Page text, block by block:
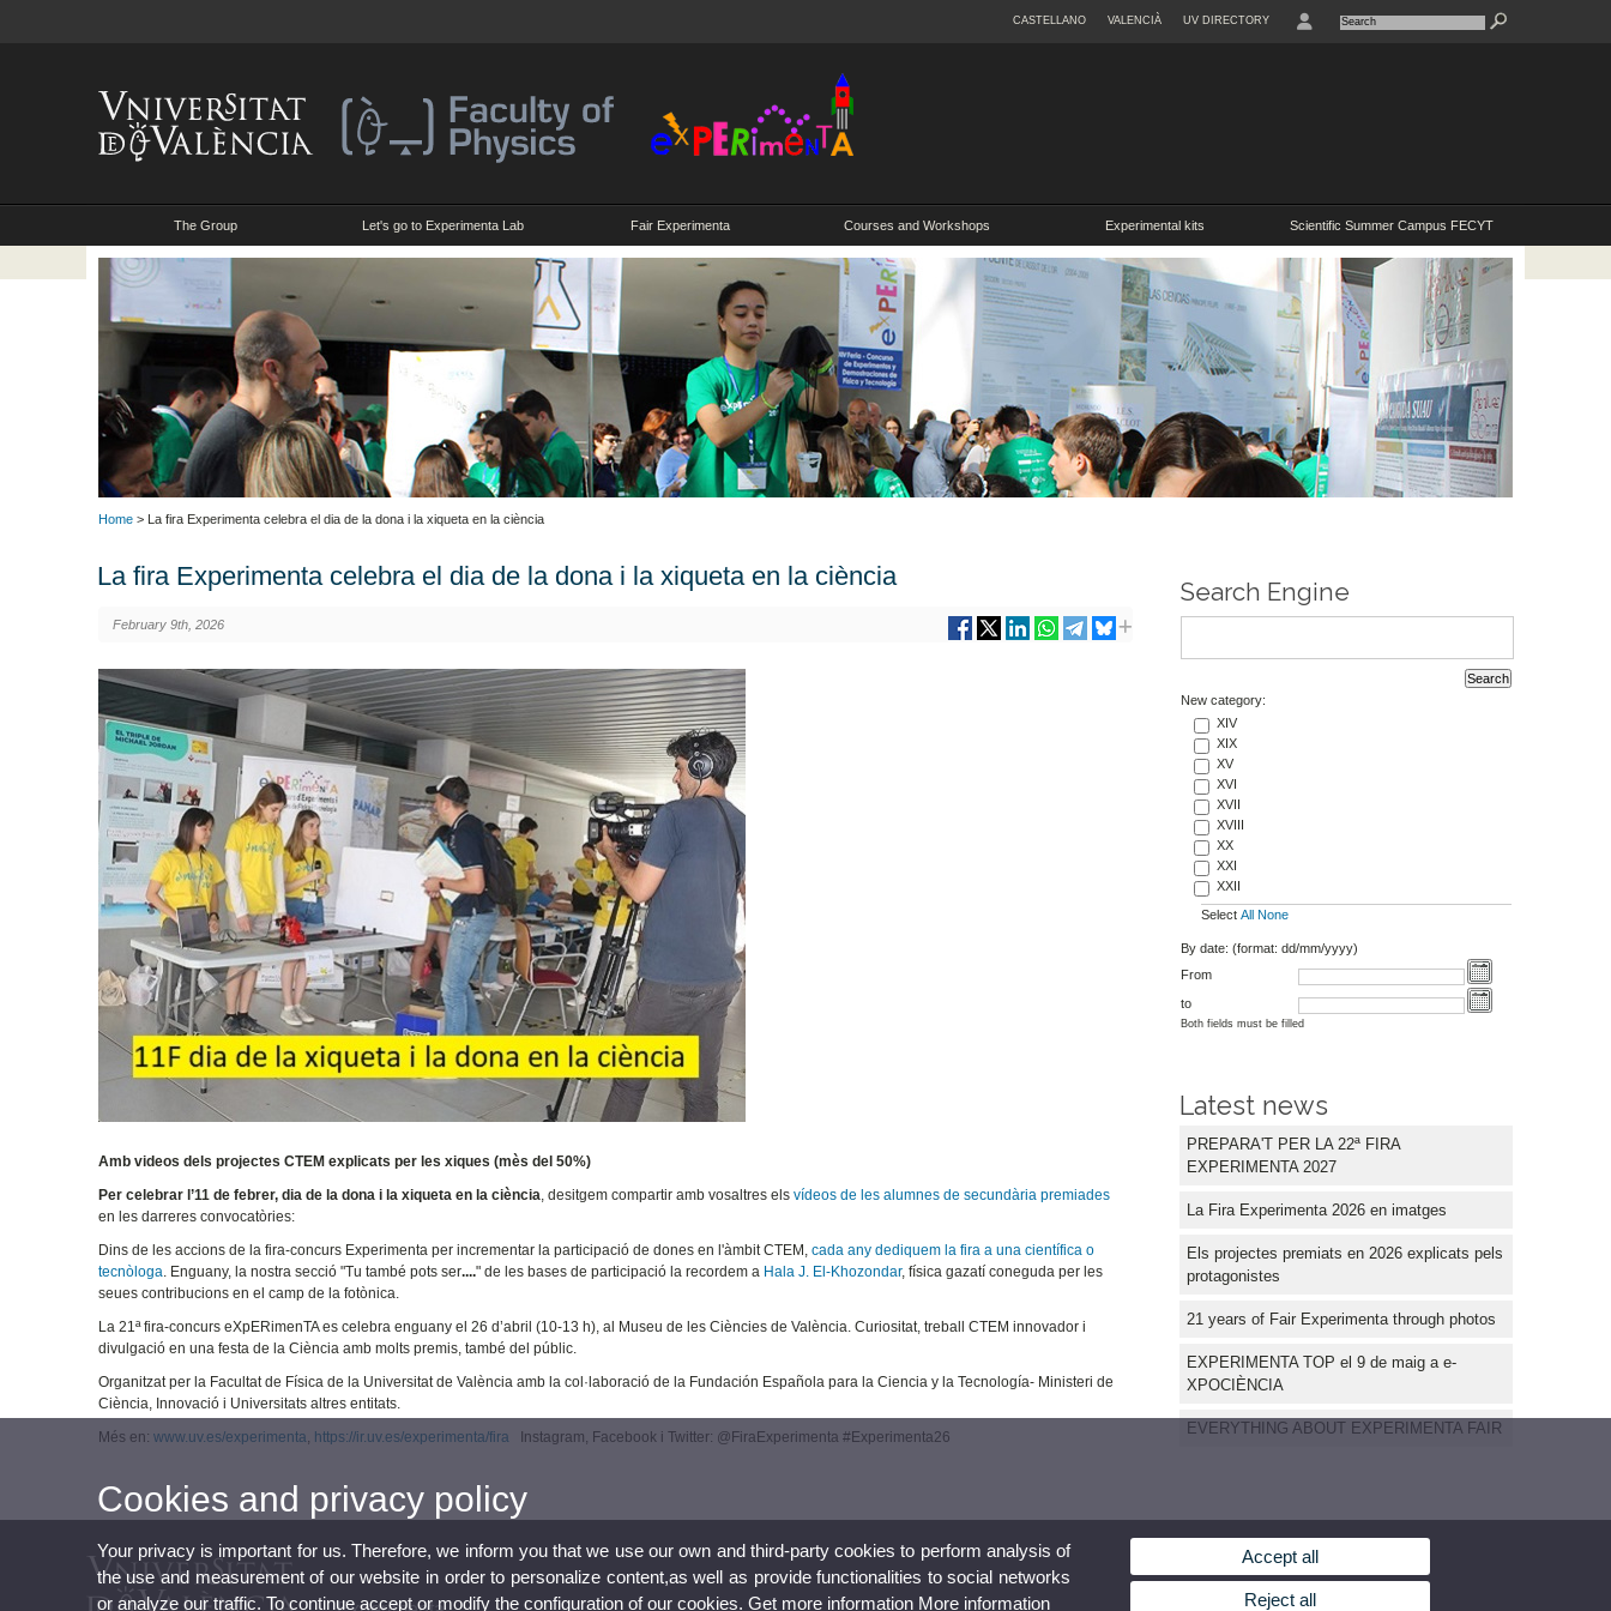
CASTELLANO VALENCIÀ UV DIRECTORY
The Group Let's go to Experimenta Lab Fair Experimenta Courses and Workshops Experimental kits Scientific Summer Campus FECYT
Home > La fira Experimenta celebra el dia de la dona i la xiqueta en la ciència
La fira Experimenta celebra el dia de la dona i la xiqueta en la ciència
February 9th, 2026
Amb videos dels projectes CTEM explicats per les xiques (mès del 50%)
Per celebrar l’11 de febrer, dia de la dona i la xiqueta en la ciència, desitgem compartir amb vosaltres elsvídeos de les alumnes de secundària premiades
en les darreres convocatòries:
Dins de les accions de la fira-concurs Experimenta per incrementar la participació de dones en l'àmbit CTEM,cada any dediquem la fira a una científica o
tecnòloga. Enguany, la nostra secció "Tu també pots ser...." de les bases de participació la recordem a Hala J. El-Khozondar, física gazatí coneguda per les
seues contribucions en el camp de la fotònica.
La 21ª fira-concurs eXpERimenTA es celebra enguany el 26 d’abril (10-13 h), al Museu de les Ciències de València. Curiositat, treball CTEM innovador i
divulgació en una festa de la Ciència amb molts premis, també del públic.
Organitzat per la Facultat de Física de la Universitat de València amb la col·laboració de la Fundación Española para la Ciencia y la Tecnología- Ministeri de
Ciència, Innovació i Universitats altres entitats.
Més en:www.uv.es/experimenta, https://ir.uv.es/experimenta/fira Instagram, Facebook i Twitter: @FiraExperimenta #Experimenta26
Search Engine
New category:
XIV
XIX
XV
XVI
XVII
XVIII
XX
XXI
XXII
Select All None
By date: (format: dd/mm/yyyy)
From
to
Both fields must be filled
Latest news
PREPARA'T PER LA 22ª FIRA
EXPERIMENTA 2027
La Fira Experimenta 2026 en imatges
Els projectes premiats en 2026 explicats pels
protagonistes
21 years of Fair Experimenta through photos
EXPERIMENTA TOP el 9 de maig a e-
XPOCIÈNCIA
EVERYTHING ABOUT EXPERIMENTA FAIR
Cookies and privacy policy
Your privacy is important for us. Therefore, we inform you that we use our own and third-party cookies to perform analysis of
the use and measurement of our website in order to personalize content,as well as provide functionalities to social networks
or analyze our traffic. To continue accept or modify the configuration of our cookies. Get more information More information
Accept all
Reject all